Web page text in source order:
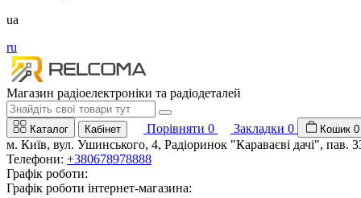
ua
ru
Магазин радіоелектроніки та радіодеталей
Каталог Кабінет Порівняти 0 Закладки 0 Кошик 0
м. Київ, вул. Ушинського, 4, Радіоринок "Караваєві дачі", пав.
Телефони: +380678978888
Графік роботи:
Графік роботи інтернет-магазина: